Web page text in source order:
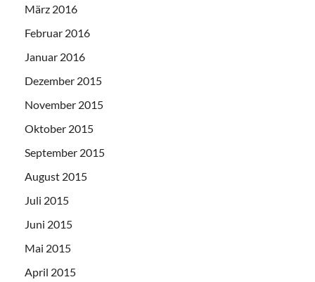
März 2016
Februar 2016
Januar 2016
Dezember 2015
November 2015
Oktober 2015
September 2015
August 2015
Juli 2015
Juni 2015
Mai 2015
April 2015